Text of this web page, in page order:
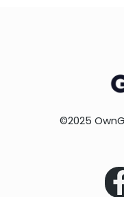
©2025